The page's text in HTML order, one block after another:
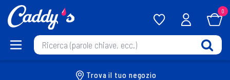
0
Trova il tuo negozio